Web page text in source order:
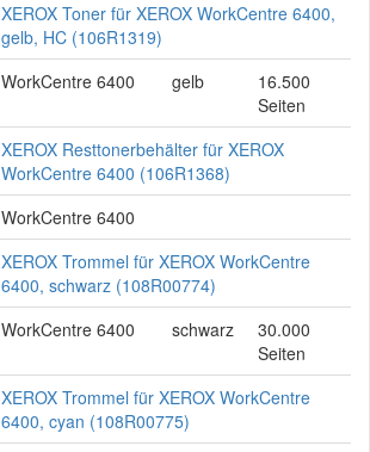
XEROX Toner für XEROX WorkCentre 6400,
gelb, HC (106R1319)
WorkCentre 6400
gelb
16.500
Seiten
XEROX Resttonerbehälter für XEROX
WorkCentre 6400 (106R1368)
WorkCentre 6400
XEROX Trommel für XEROX WorkCentre
6400, schwarz (108R00774)
WorkCentre 6400
schwarz
30.000
Seiten
XEROX Trommel für XEROX WorkCentre
6400, cyan (108R00775)